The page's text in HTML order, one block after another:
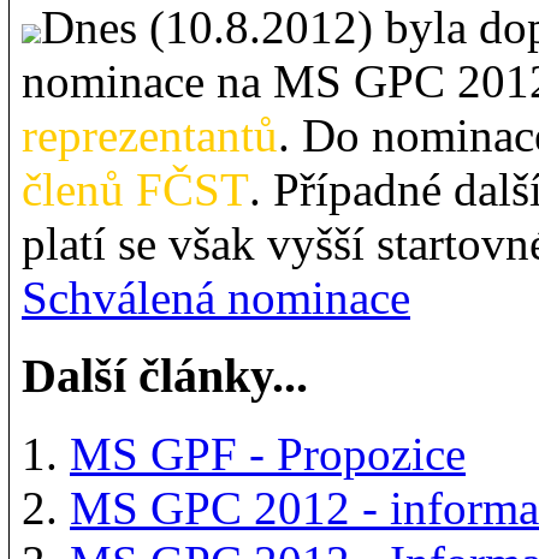
Dnes (10.8.2012) byla
nominace na MS GPC
reprezentantů. Do
členů FČST. Případné
platí se však vyšší
Schválená nominace
Další články...
MS GPF - Propozice
MS GPC 2012 -